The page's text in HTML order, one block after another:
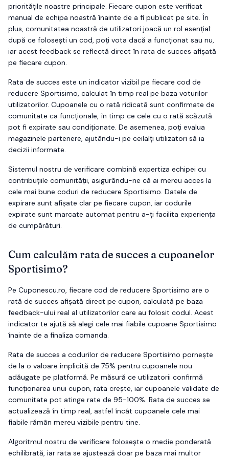
prioritățile noastre principale. Fiecare cupon este verificat
manual de echipa noastră înainte de a fi publicat pe site. În
plus, comunitatea noastră de utilizatori joacă un rol esențial:
după ce folosești un cod, poți vota dacă a funcționat sau nu,
iar acest feedback se reflectă direct în rata de succes afișată
pe fiecare cupon.
Rata de succes este un indicator vizibil pe fiecare cod de
reducere Sportisimo, calculat în timp real pe baza voturilor
utilizatorilor. Cupoanele cu o rată ridicată sunt confirmate de
comunitate ca funcționale, în timp ce cele cu o rată scăzută
pot fi expirate sau condiționate. De asemenea, poți evalua
magazinele partenere, ajutându-i pe ceilalți utilizatori să ia
decizii informate.
Sistemul nostru de verificare combină expertiza echipei cu
contribuțiile comunității, asigurându-ne că ai mereu acces la
cele mai bune coduri de reducere Sportisimo. Datele de
expirare sunt afișate clar pe fiecare cupon, iar codurile
expirate sunt marcate automat pentru a-ți facilita experiența
de cumpărături.
Cum calculăm rata de succes a cupoanelor
Sportisimo?
Pe Cuponescu.ro, fiecare cod de reducere Sportisimo are o
rată de succes afișată direct pe cupon, calculată pe baza
feedback-ului real al utilizatorilor care au folosit codul. Acest
indicator te ajută să alegi cele mai fiabile cupoane Sportisimo
înainte de a finaliza comanda.
Rata de succes a codurilor de reducere Sportisimo pornește
de la o valoare implicită de 75% pentru cupoanele nou
adăugate pe platformă. Pe măsură ce utilizatorii confirmă
funcționarea unui cupon, rata crește, iar cupoanele validate de
comunitate pot atinge rate de 95-100%. Rata de succes se
actualizează în timp real, astfel încât cupoanele cele mai
fiabile rămân mereu vizibile pentru tine.
Algoritmul nostru de verificare folosește o medie ponderată
echilibrată, iar rata se ajustează doar pe baza mai multor